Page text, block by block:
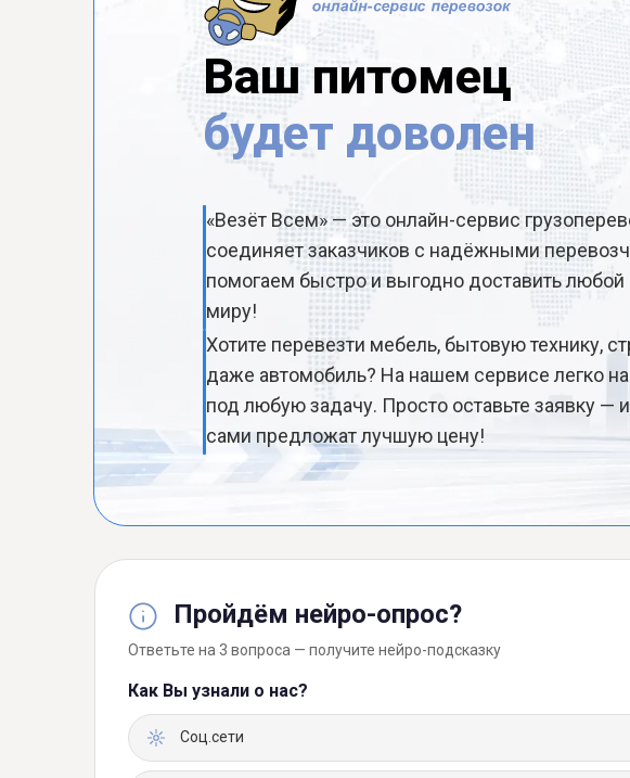
Ваш питомец
будет доволен
«Везёт Всем» — это онлайн-сервис
соединяет заказчиков с надёжными
помогаем быстро и выгодно доставить любой
миру!
Хотите перевезти мебель, бытовую технику,
даже автомобиль? На нашем сервисе легко
под любую задачу. Просто оставьте заявку —
сами предложат лучшую цену!
Пройдём нейро-опрос?
Ответьте на 3 вопроса — получите нейро-подсказку
Как Вы узнали о нас?
Соц.сети